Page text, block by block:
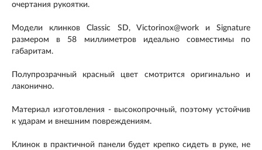
очертания рукоятки.
Модели клинков Classic SD, Victorinox@work и Signature
размером в 58 миллиметров идеально совместимы по
габаритам.
Полупрозрачный красный цвет смотрится оригинально и
лаконично.
Материал изготовления - высокопрочный, поэтому устойчив
к ударам и внешним повреждениям.
Клинок в практичной панели будет крепко сидеть в руке, не